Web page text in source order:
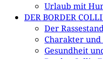
Urlaub mit
DER BORDER
Der
Charakter und
Gesundheit